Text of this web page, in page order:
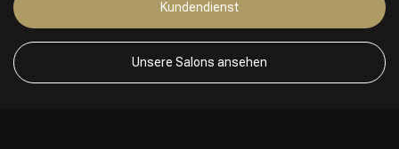
Kundendienst
Unsere Salons ansehen